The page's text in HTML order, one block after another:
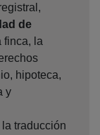
de
finca, la
hipoteca,
y
traducción